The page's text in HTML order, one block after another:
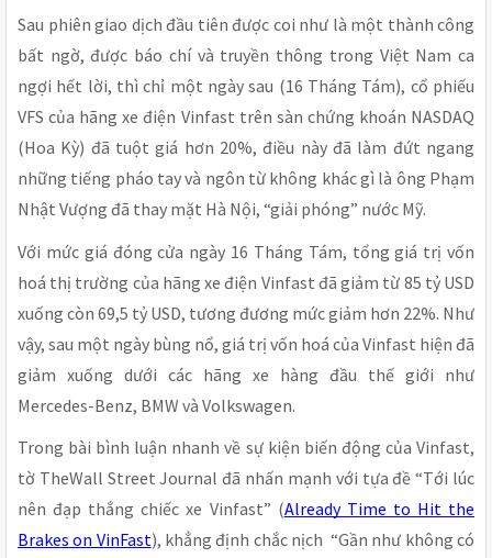
Sau phiên giao dịch đầu tiên được coi như là một thành công
bất ngờ, được báo chí và truyền thông trong Việt Nam ca
ngợi hết lời, thì chỉ một ngày sau (16 Tháng Tám), cổ phiếu
VFS của hãng xe điện Vinfast trên sàn chứng khoán NASDAQ
(Hoa Kỳ) đã tuột giá hơn 20%, điều này đã làm đứt ngang
những tiếng pháo tay và ngôn từ không khác gì là ông Phạm
Nhật Vượng đã thay mặt Hà Nội, “giải phóng” nước Mỹ.
Với mức giá đóng cửa ngày 16 Tháng Tám, tổng giá trị vốn
hoá thị trường của hãng xe điện Vinfast đã giảm từ 85 tỷ USD
xuống còn 69,5 tỷ USD, tương đương mức giảm hơn 22%. Như
vậy, sau một ngày bùng nổ, giá trị vốn hoá của Vinfast hiện đã
giảm xuống dưới các hãng xe hàng đầu thế giới như
Mercedes-Benz, BMW và Volkswagen.
Trong bài bình luận nhanh về sự kiện biến động của Vinfast,
tờ TheWall Street Journal đã nhấn mạnh với tựa đề “Tới lúc
nên đạp thắng chiếc xe Vinfast” (Already Time to Hit the
Brakes on VinFast), khẳng định chắc nịch “Gần như không có